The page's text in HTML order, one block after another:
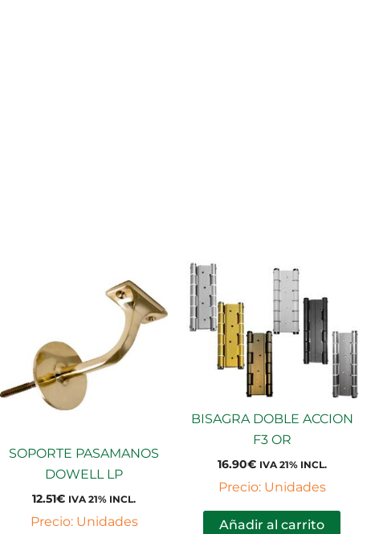
SOPORTE PASAMANOS
DOWELL LP
12.51€ IVA 21% INCL.
Precio: Unidades
BISAGRA DOBLE ACCION
F3 OR
16.90€ IVA 21% INCL.
Precio: Unidades
Añadir al carrito